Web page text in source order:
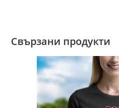
Свързани продукти